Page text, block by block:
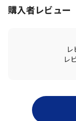
購入者レビュー
レ
レ